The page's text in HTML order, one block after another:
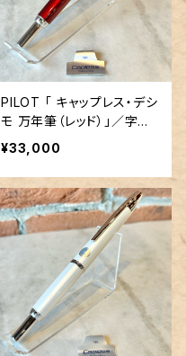
PILOT 「 キャップレス・デシ
モ 万年筆（レッド）」／字幅F
／18金ペン先
¥33,000